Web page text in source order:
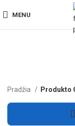
MENU
Pradžia Produkto